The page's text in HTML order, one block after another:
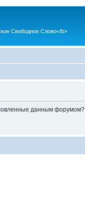
Свободное Слово</b>
данным форумом?